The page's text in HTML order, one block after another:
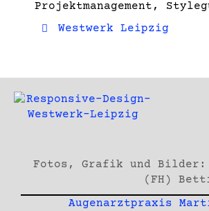
Projektmanagement,
Westwerk Leipzig
Fotos, Grafik und Bilder:
(FH)
Augenarztpraxis